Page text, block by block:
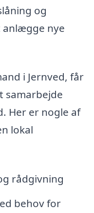
og
anlægge nye
i Jernved, får
samarbejde
Her er nogle af
lokal
rådgivning
behov for